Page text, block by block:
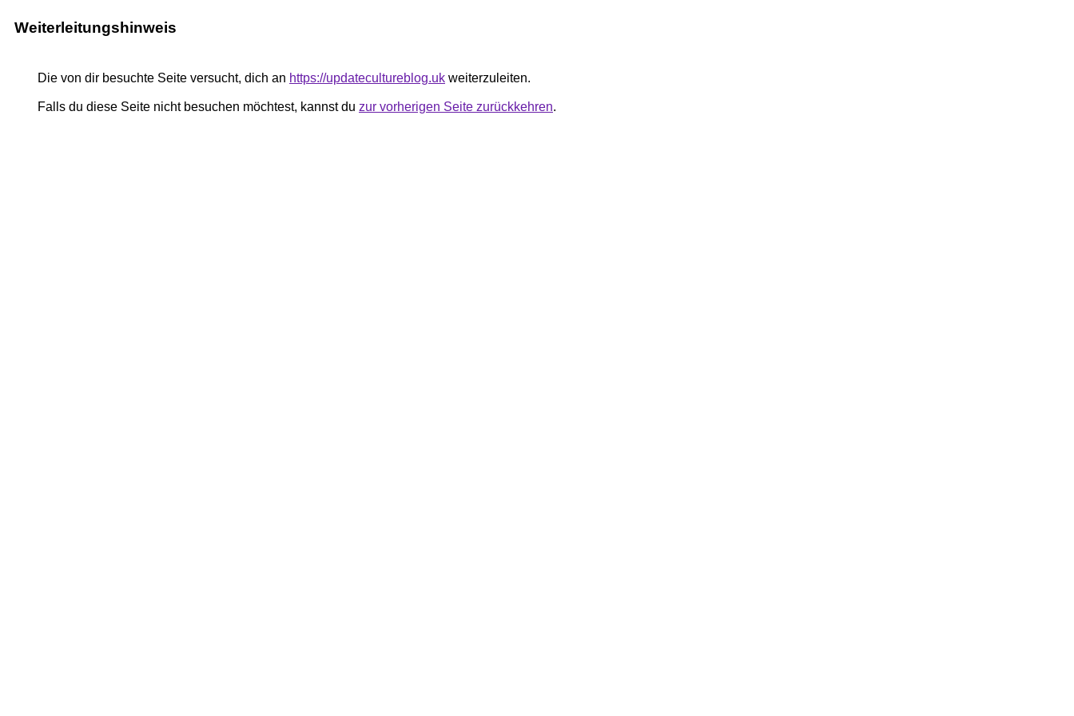
Weiterleitungshinweis
Die von dir besuchte Seite versucht, dich an https://updatecultureblog.uk weiterzuleiten.
Falls du diese Seite nicht besuchen möchtest, kannst du zur vorherigen Seite zurückkehren.